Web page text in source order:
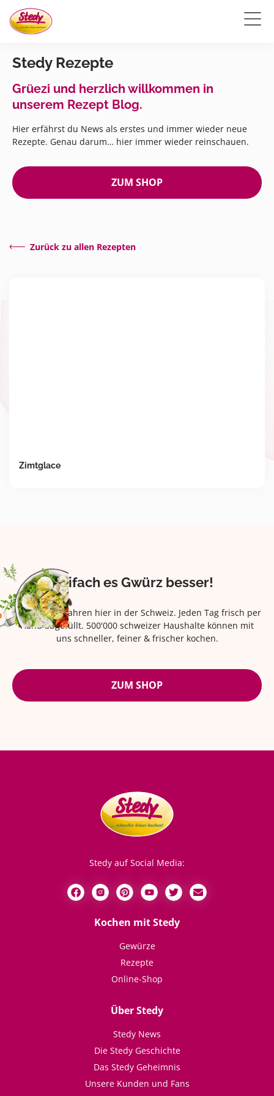
Stedy Rezepte
Grüezi und herzlich willkommen in
unserem Rezept Blog.
Hier erfährst du News als erstes und immer wieder neue
Rezepte. Genau darum… hier immer wieder reinschauen.
ZUM SHOP
Zurück zu allen Rezepten
Zimtglace
Eifach es Gwürz besser!
Seit über 42 Jahren hier in der Schweiz. Jeden Tag frisch per
Hand abgefüllt. 500'000 schweizer Haushalte können mit
uns schneller, feiner & frischer kochen.
ZUM SHOP
Stedy auf Social Media:
Kochen mit Stedy
Gewürze
Rezepte
Online-Shop
Über Stedy
Stedy News
Die Stedy Geschichte
Das Stedy Geheimnis
Unsere Kunden und Fans